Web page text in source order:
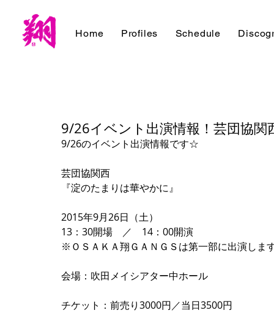
Home Profiles Schedule
9/26イベント出演情報！芸団協
9/26のイベント出演情報です☆
芸団協関西
『淀のたまりは華やかに』
2015年9月26日（土）
13：30開場　／　14：00開演
※ＯＳＡＫＡ翔ＧＡＮＧＳは第一部に出演しま
会場：吹田メイシアター中ホール
チケット：前売り3000円／当日3500円